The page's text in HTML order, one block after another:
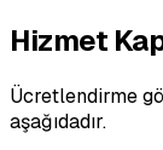
Hizmet
Ücretlendirme
aşağıdadır.